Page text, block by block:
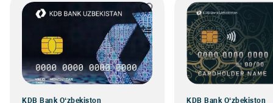
KDB Bank O‘zbekiston KDB Bank O‘zbekiston